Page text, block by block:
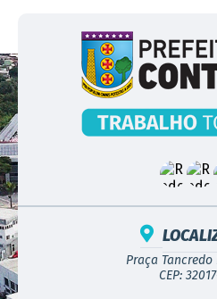
Praça Tancredo
CEP: